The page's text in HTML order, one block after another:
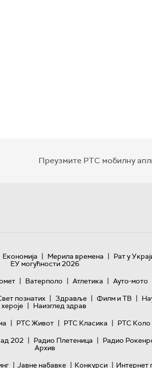
Преузмите РТС мобилну
Економија | Мерила времена | Рат у
ЕУ могућности 2026
| Ватерполо | Атлетика | Ауто-мото
познатих | Здравље | Филм и ТВ |
хероје | Наизглед здрав
| РТС Живот | РТС Класика | РТС Коло
202 | Радио Плетеница | Радио
Архив
| Јавне набавке | Конкурси | Интернет